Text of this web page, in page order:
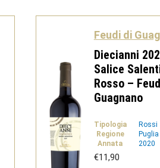
Guagnano
quantità
Feudi di
Diecianni
Salice
Rosso –
Guagnano
Tipologia
Rossi
Regione
Puglia
Annata
2020
€11,90